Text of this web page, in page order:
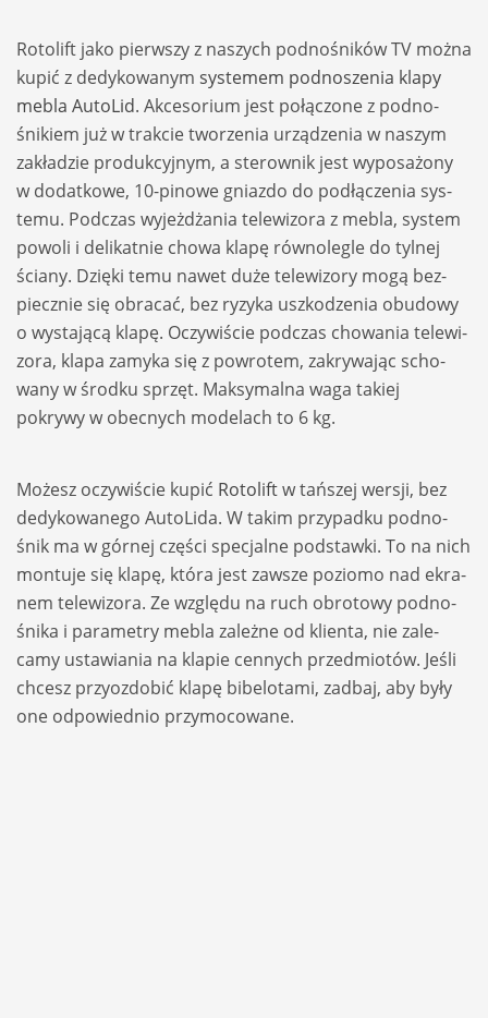
Roto­lift jako pierw­szy z naszych podno­śników TV można
kupić z dedy­ko­wa­nym sys­te­mem podno­sze­nia klapy
mebla Auto­Lid. Akce­so­rium jest połą­czone z podno­
śnikiem już w trak­cie two­rze­nia urzą­dze­nia w naszym
zakła­dzie pro­duk­cyj­nym, a ste­row­nik jest wypo­sa­żony
w dodat­kowe, 10-pinowe gniazdo do podłą­cze­nia sys­
temu. Pod­czas wyjeż­dża­nia tele­wi­zora z mebla, sys­tem
powoli i deli­kat­nie chowa klapę rów­no­le­gle do tyl­nej
ściany. Dzięki temu nawet duże tele­wi­zory mogą bez­
piecz­nie się obra­cać, bez ryzyka uszko­dze­nia obu­dowy
o wysta­jącą klapę. Oczy­wi­ście pod­czas cho­wa­nia tele­wi­
zora, klapa zamyka się z powro­tem, zakry­wa­jąc scho­
wany w środku sprzęt. Mak­sy­malna waga takiej
pokrywy w obec­nych mode­lach to 6 kg.
Możesz oczy­wi­ście kupić Roto­liftw tań­szej wer­sji, bez
dedy­ko­wa­nego Auto­Lida. W takim przy­padku podno­
śnik ma w gór­nej czę­ści spe­cjalne pod­stawki. To na nich
mon­tuje się klapę, która jest zawsze poziomo nad ekra­
nem tele­wi­zora. Ze względu na ruch obro­towy podno­
śnika i para­me­try mebla zależne od klienta, nie zale­
camy usta­wia­nia na kla­pie cen­nych przedmio­tów. Jeśli
chcesz przy­ozdo­bić klapę bibe­lo­tami, zadbaj, aby były
one odpo­wied­nio przy­mo­co­wane.